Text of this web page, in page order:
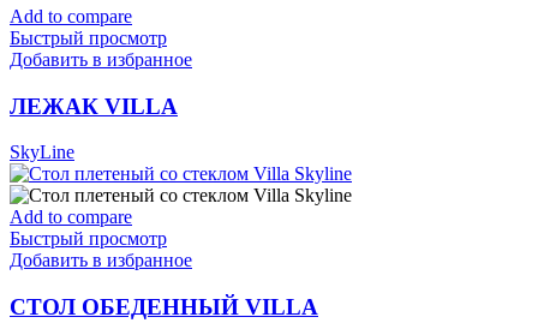
Add to compare
Быстрый просмотр
Добавить в избранное
ЛЕЖАК VILLA
SkyLine
Add to compare
Быстрый просмотр
Добавить в избранное
СТОЛ ОБЕДЕННЫЙ VILLA